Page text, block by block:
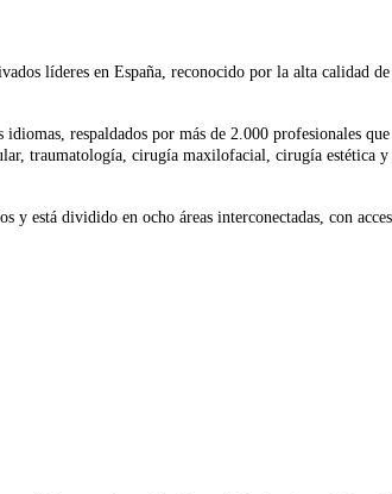
líderes en España, reconocido por la alta calidad
respaldados por más de 2.000 profesionales
traumatología, cirugía maxilofacial, cirugía estética
está dividido en ocho áreas interconectadas, con